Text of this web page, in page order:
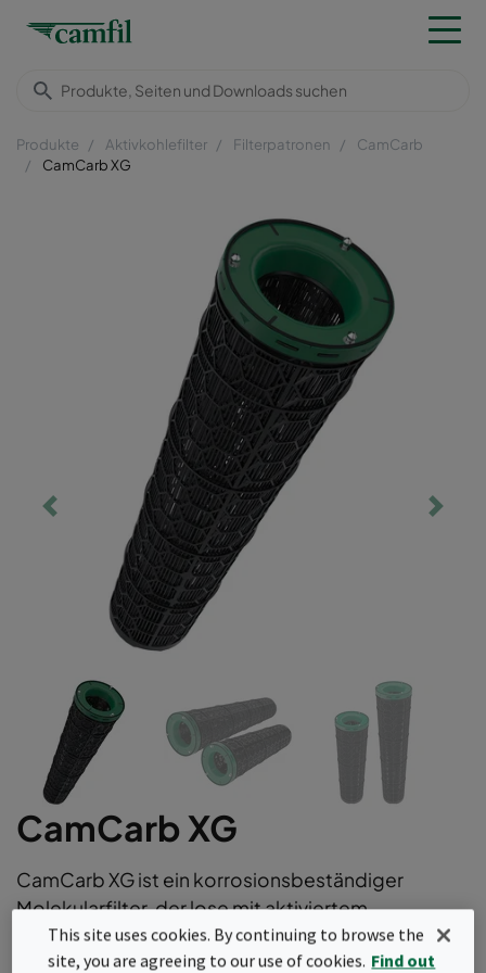
Produkte Aktivkohlefilter Filterpatronen
CamCarb
CamCarb XG
CamCarb XG
CamCarb XG ist ein korrosionsbeständiger
Molekularfilter, der lose mit aktiviertem
Aluminiumoxid oder Aktivkohle gefüllt ist. Die
Filterpatronen sind vielseitig einsetzbar und
This site uses cookies. By continuing to browse the
site, you are agreeing to our use of cookies. Find out